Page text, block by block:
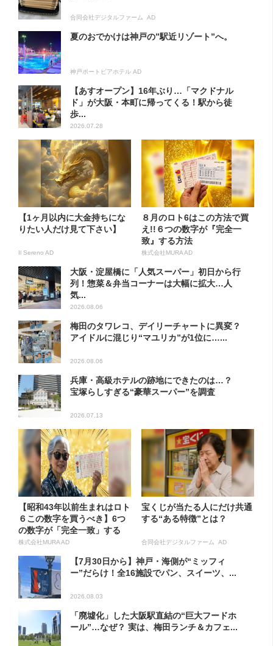
合同会社デジタルファーム AD
夏のおでかけは神戸の”駅近リゾート”へ。
神戸ポートピアホテル AD
【あすオープン】16年ぶり…「マクドナル
ド」が大阪・本町に帰ってくる！駅から徒
歩...
2026.07.28
【1ヶ月以内に大金持ちにな
りたい人だけ見て下さい】
Il Sereno AD
８月のロト6はこの方法で買
え!!６つの数字が『完全一
致』する方法
株式会社MURA AD
大阪・淀屋橋に「人気スーパー」初日から行
列！惣菜＆弁当コーナーは大幅に拡大…人
気...
2026.08.06
梅田のタワレコ、デイリーチャートに異変？
アイドルに混じり“マユリカ”が1位に…...
2026.08.06
兵庫・高級ホテルの跡地にできたのは…？
宝塚らしすぎる“豪華スーパー”を調査
2026.07.13
【昭和43年以前生まれはロト
６この数字を買うべき】6つ
の数字が「完全一致」する
方...
株式会社MURA AD
宝くじが当たる人にだけ共通
する“ある特徴”とは？
合同会社デジタルファーム AD
【7月30日から】神戸・海側が“ミッフィ
ー”だらけ！全16施設でパン、スイーツ、...
2026.08.03
「廃墟化」した大阪駅直結の“巨大フードホ
ール”…なぜ？ 実は、梅田ランチ＆カフェ...